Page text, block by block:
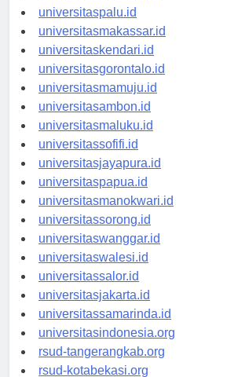
universitasmanado.id
universitaspalu.id
universitasmakassar.id
universitaskendari.id
universitasgorontalo.id
universitasmamuju.id
universitasambon.id
universitasmaluku.id
universitassofifi.id
universitasjayapura.id
universitaspapua.id
universitasmanokwari.id
universitassorong.id
universitaswanggar.id
universitaswalesi.id
universitassalor.id
universitasjakarta.id
universitassamarinda.id
universitasindonesia.org
rsud-tangerangkab.org